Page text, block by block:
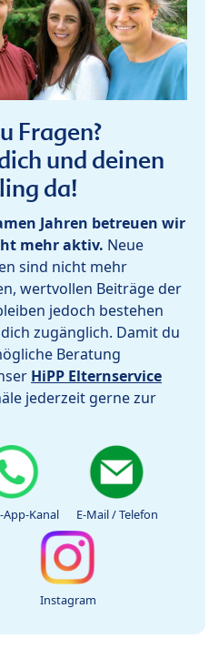
Fragen?
und deinen
da!
Jahren betreuen wir
mehr aktiv. Neue
sind nicht mehr
wertvollen Beiträge der
jedoch bestehen
zugänglich. Damit du
Beratung
HiPP Elternservice
jederzeit gerne zur
Kanal E-Mail / Telefon
Instagram